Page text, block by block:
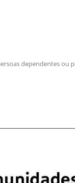
dependentes ou